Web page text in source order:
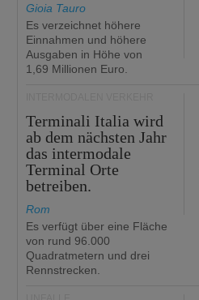
Gioia Tauro
Es verzeichnet höhere
Einnahmen und höhere
Ausgaben in Höhe von
1,69 Millionen Euro.
Terminali Italia wird
ab dem nächsten Jahr
das intermodale
Terminal Orte
betreiben.
Rom
Es verfügt über eine Fläche
von rund 96.000
Quadratmetern und drei
Rennstrecken.